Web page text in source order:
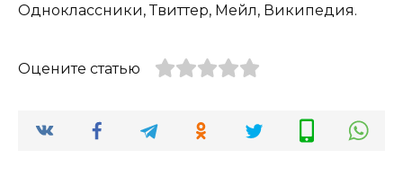
Одноклассники, Твиттер, Мейл, Википедия.
Оцените статью